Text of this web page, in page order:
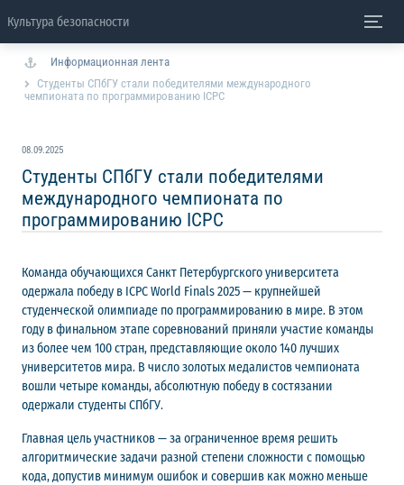
Культура безопасности
Информационная лента
Студенты СПбГУ стали победителями международного
чемпионата по программированию ICPC
08.09.2025
Студенты СПбГУ стали победителями
международного чемпионата по
программированию ICPC
Команда обучающихся Санкт Петербургского университета
одержала победу в ICPC World Finals 2025 — крупнейшей
студенческой олимпиаде по программированию в мире. В этом
году в финальном этапе соревнований приняли участие команды
из более чем 100 стран, представляющие около 140 лучших
университетов мира. В число золотых медалистов чемпионата
вошли четыре команды, абсолютную победу в состязании
одержали студенты СПбГУ.
Главная цель участников — за ограниченное время решить
алгоритмические задачи разной степени сложности с помощью
кода, допустив минимум ошибок и совершив как можно меньше